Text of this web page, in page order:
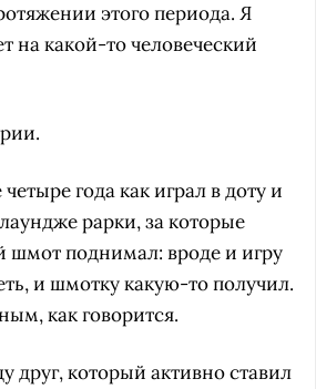
этого периода. Я
на какой-то человеческий
года как играл в доту и
рарки, за которые
шмот поднимал: вроде и игру
и шмотку какую-то получил.
как говорится.
друг, который активно ставил